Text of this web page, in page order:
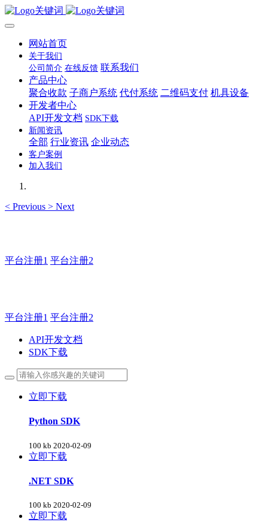
网站首页
关于我们
公司简介 在线反馈 联系我们
产品中心
聚合收款 子商户系统 代付系统 二维码支付 机具设备
开发者中心
API开发文档 SDK下载
新闻资讯
全部 行业资讯 企业动态
客户案例
加入我们
< Previous > Next
平台注册1 平台注册2
平台注册1 平台注册2
API开发文档
SDK下载
立即下载
Python SDK
100 kb 2020-02-09
立即下载
.NET SDK
100 kb 2020-02-09
立即下载